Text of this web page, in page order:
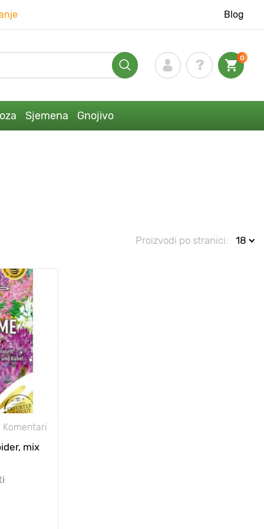
Blog
0
Sjemena Gnojivo
Proizvodi po stranici: 18
Komentari
mix
80 - 140 cm
40 х 40 cm
sunce
iz Južne
Amerike